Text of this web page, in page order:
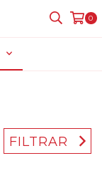
0
FILTRAR